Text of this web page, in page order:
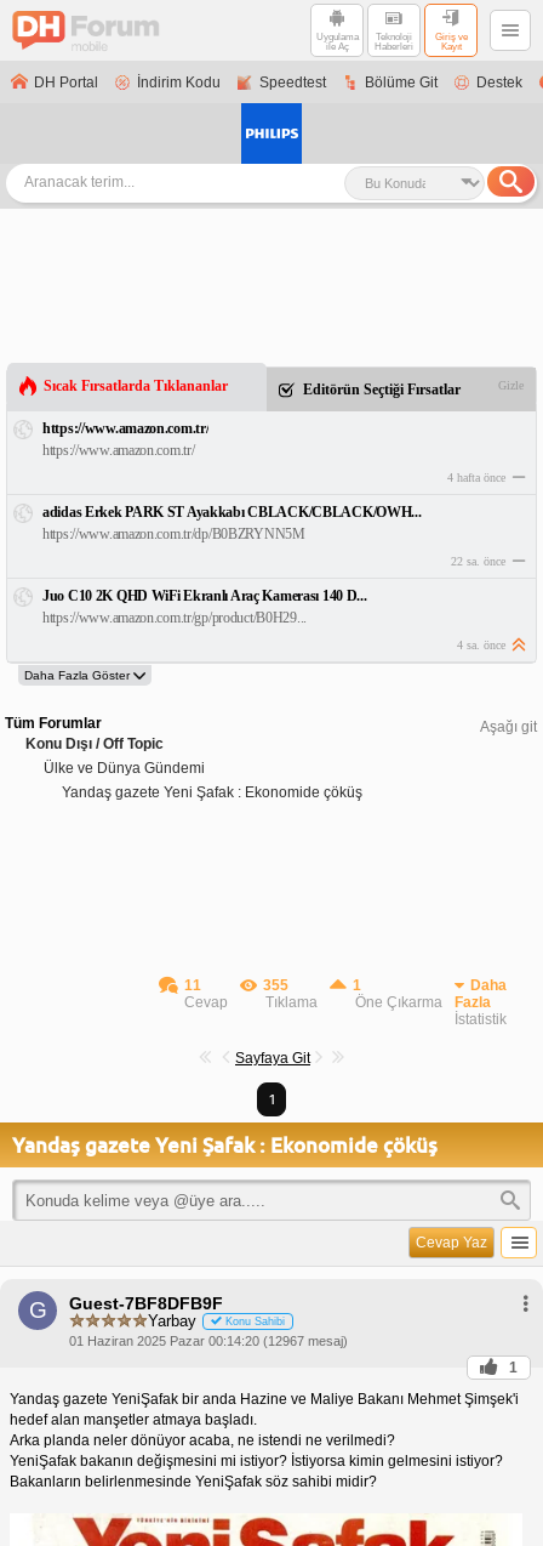
Uygulama
ile Aç
Teknoloji
Haberleri
Giriş ve
Kayıt
DH Portal İndirim Kodu Speedtest Bölüme Git Destek
Sıcak Fırsatlarda Tıklananlar Editörün Seçtiği Fırsatlar Gizle
https://www.amazon.com.tr/
https://www.amazon.com.tr/
4 hafta önce
adidas Erkek PARK ST Ayakkabı CBLACK/CBLACK/OWH...
https://www.amazon.com.tr/dp/B0BZRYNN5M
22 sa. önce
Juo C10 2K QHD WiFi Ekranlı Araç Kamerası 140 D...
https://www.amazon.com.tr/gp/product/B0H29...
4 sa. önce
Aşağı git
Tüm Forumlar
Konu Dışı / Off Topic
Ülke ve Dünya Gündemi
Yandaş gazete Yeni Şafak : Ekonomide çöküş
11
Cevap
355
Tıklama
1
Öne Çıkarma
Daha
Fazla
İstatistik
Sayfaya Git
1
Yandaş gazete Yeni Şafak : Ekonomide çöküş
Cevap Yaz
G Guest-7BF8DFB9F
Yarbay Konu Sahibi
01 Haziran 2025 Pazar 00:14:20 (12967 mesaj)
1
Yandaş gazete YeniŞafak bir anda Hazine ve Maliye Bakanı Mehmet Şimşek'i
hedef alan manşetler atmaya başladı.
Arka planda neler dönüyor acaba, ne istendi ne verilmedi?
YeniŞafak bakanın değişmesini mi istiyor? İstiyorsa kimin gelmesini istiyor?
Bakanların belirlenmesinde YeniŞafak söz sahibi midir?